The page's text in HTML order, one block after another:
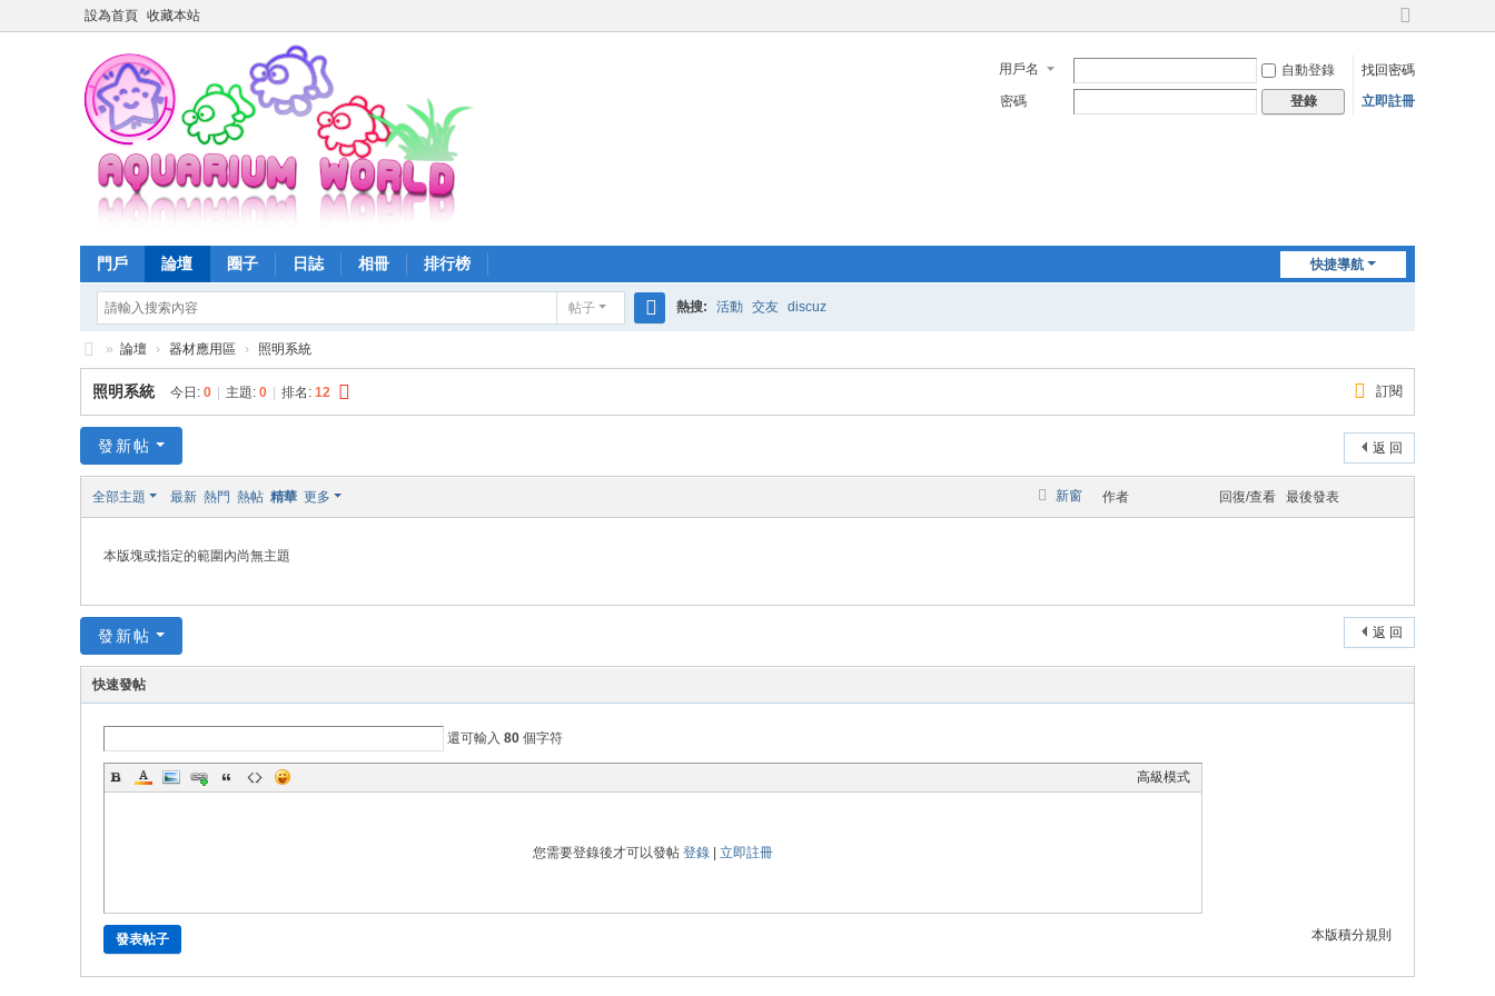
設為首頁 收藏本站
切
到
寬
用戶名 自動登錄
找回密碼
密碼
登錄 立即註冊
快捷導航
門戶 論壇 圈子 日誌 相冊 排行榜
帖子
索
熱搜: 活動 交友 discuz
魚
樂
界
» 論壇 › 器材應用區 › 照明系統
訂閱
照明系統 今日: 0 主題: 0 排名: 12
返 回
發新帖
新窗
全部主題 最新 熱門 熱帖 精華 更多 作者 回復/查看 最後發表
本版塊或指定的範圍內尚無主題
返 回
發新帖
快速發帖
還可輸入 80 個字符
高級模式
您需要登錄後才可以發帖 登錄 立即註冊
本版積分規則
發表帖子